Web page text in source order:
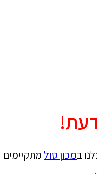
במכון סולמתקיימים